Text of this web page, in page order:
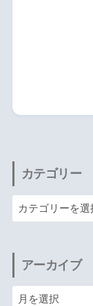
カテゴリー
アーカイブ